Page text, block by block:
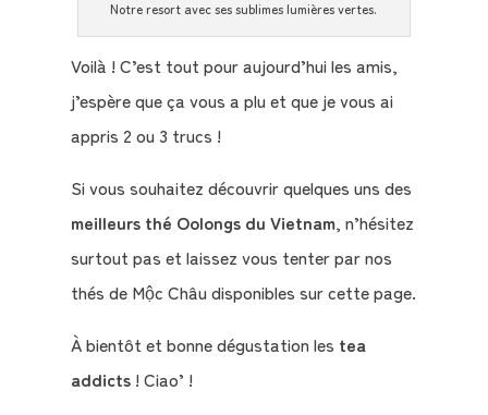
Notre resort avec ses sublimes lumières vertes.
Voilà ! C’est tout pour aujourd’hui les amis,
j’espère que ça vous a plu et que je vous ai
appris 2 ou 3 trucs !
Si vous souhaitez découvrir quelques uns des
meilleurs thé Oolongs du Vietnam, n’hésitez
surtout pas et laissez vous tenter par nos
thés de Mộc Châu disponibles sur cette page.
À bientôt et bonne dégustation les tea
addicts! Ciao’ !